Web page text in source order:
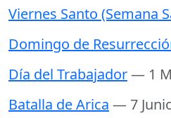
Viernes Santo (Semana
Domingo de
Día del Trabajador— 1
Batalla de Arica — 7